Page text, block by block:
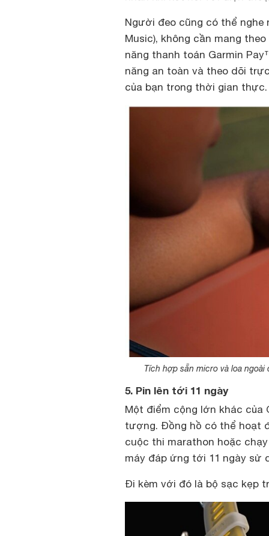
Người đeo cũng có thể nghe
Music), không cần mang
năng thanh toán Garmin
năng an toàn và theo dõi
của bạn trong thời gian thực.
Tích hợp sẵn micro và loa
5. Pin lên tới 11 ngày
Một điểm cộng lớn khác của
tượng. Đồng hồ có thể hoạt
cuộc thi marathon hoặc
máy đáp ứng tới 11 ngày sử
Đi kèm với đó là bộ sạc kẹp